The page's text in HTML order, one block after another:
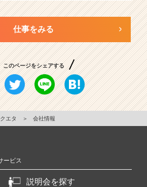
仕事をみる
このページをシェアする
エタ ＞ 会社情報
ービス
説明会を探す